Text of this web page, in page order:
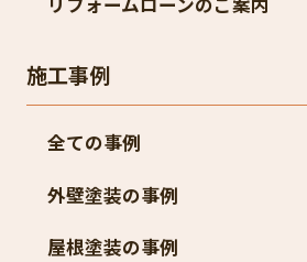
施工事例
全ての事例
外壁塗装の事例
屋根塗装の事例